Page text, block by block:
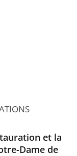
et la
Dame de